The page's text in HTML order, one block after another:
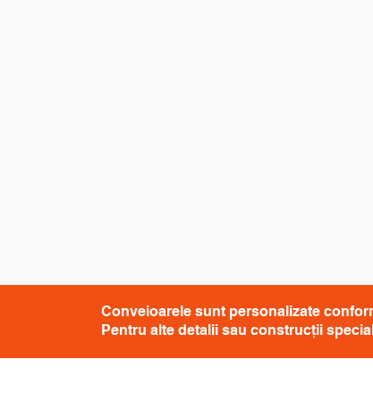
Conveioarele sunt personalizate
Pentru alte detalii sau construcții